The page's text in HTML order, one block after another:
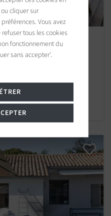
Ré
cliquer sur
Vous avez
tous les cookies
fonctionnement du
sans accepter'.